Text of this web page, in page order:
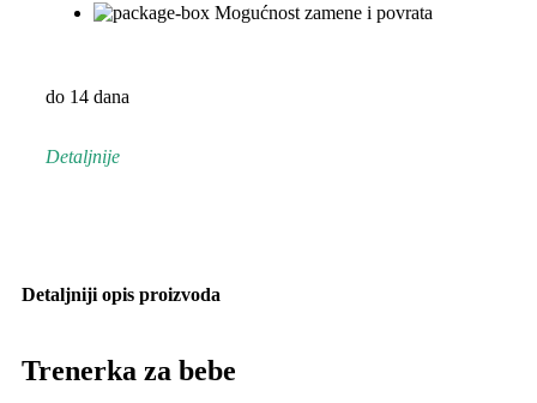
Mogućnost zamene i povrata
do 14 dana
Detaljnije
Detaljniji opis proizvoda
Trenerka za bebe